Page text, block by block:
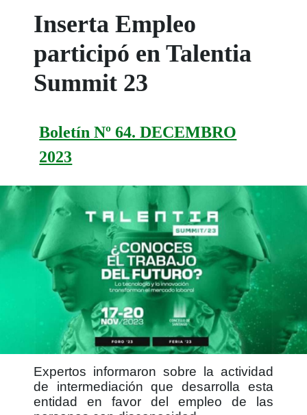
Inserta Empleo
participó en Talentia
Summit 23
Boletín Nº 64. DECEMBRO
2023
Expertos informaron sobre la actividad
de intermediación que desarrolla esta
entidad en favor del empleo de las